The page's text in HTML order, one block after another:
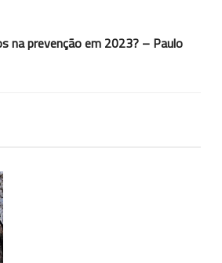
na prevenção em 2023? – Paulo